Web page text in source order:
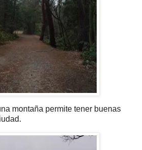
montaña permite tener buenas